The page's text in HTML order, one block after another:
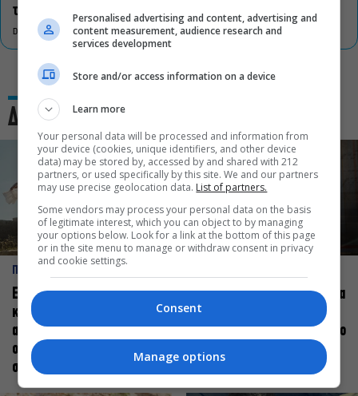
τον πολιτισμό
DON'T MISS
Δες και αυτό
ΠΡΟΣΩΠΑ
Ελεάνα Ανδρεούδη: Κάθε
καλλιτέχνης όταν
ανεβαίνει στη σκηνή
οφείλει να αισθάνεται
σταρ
Βαγγέλης Μπίκος: Έμαθα να
δίνω αξία στο ποιος είμαι
πάνω στη σκηνή και όχι στο
πως χορεύω
Personalised advertising and content, advertising and
content measurement, audience research and
services development
Store and/or access information on a device
Learn more
Your personal data will be processed and information from
your device (cookies, unique identifiers, and other device
data) may be stored by, accessed by and shared with 212
partners, or used specifically by this site. We and our partners
may use precise geolocation data. List of partners.
Some vendors may process your personal data on the basis
of legitimate interest, which you can object to by managing
your options below. Look for a link at the bottom of this page
or in the site menu to manage or withdraw consent in privacy
and cookie settings.
Consent
Manage options